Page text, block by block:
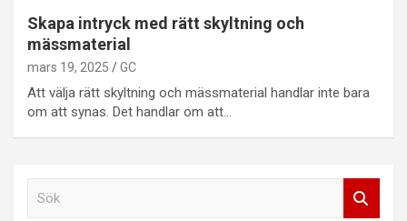
Skapa intryck med rätt skyltning och
mässmaterial
mars 19, 2025 GC
Att välja rätt skyltning och mässmaterial handlar inte bara
om att synas. Det handlar om att…